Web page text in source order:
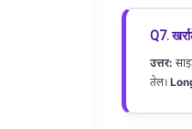
Q7.
उत्तर:
तेल।